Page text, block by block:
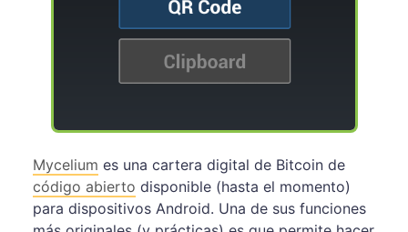
Mycelium es una cartera digital de Bitcoin de
código abierto disponible (hasta el momento)
para dispositivos Android. Una de sus funciones